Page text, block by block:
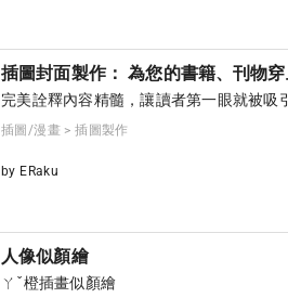
插圖封面製作： 為您的書籍、刊物穿
完美詮釋內容精髓，讓讀者第一眼就被吸
插圖/漫畫 > 插圖製作
by ERaku
人像似顏繪
ㄚˇ橙插畫似顏繪